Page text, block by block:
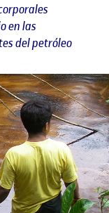
en las
del petróleo